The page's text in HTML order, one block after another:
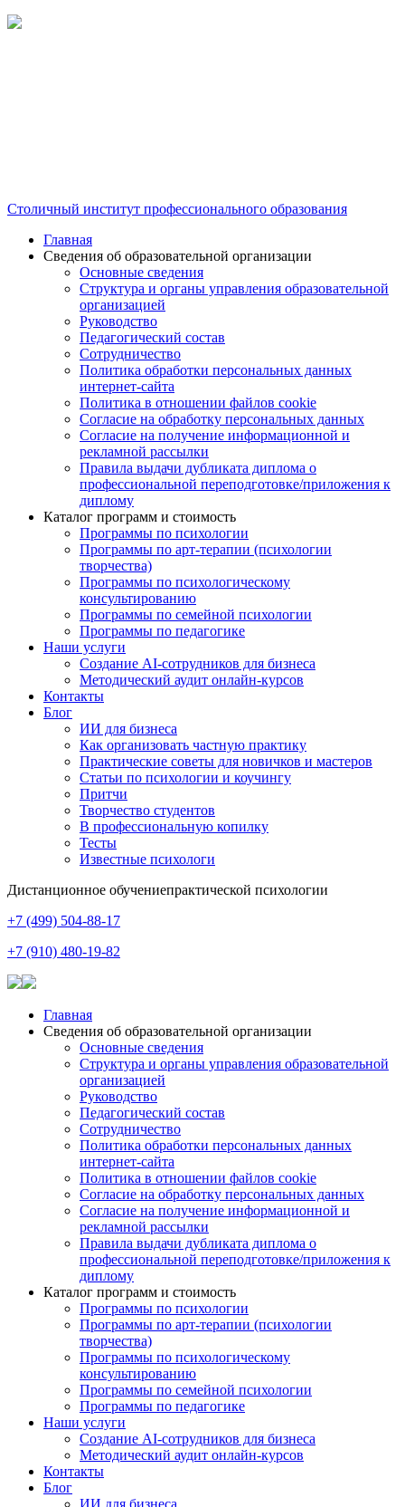
Столичный институт профессионального образования
Главная
Сведения об образовательной организации
Основные сведения
Структура и органы управления образовательной
организацией
Руководство
Педагогический состав
Сотрудничество
Политика обработки персональных данных
интернет-сайта
Политика в отношении файлов cookie
Согласие на обработку персональных данных
Согласие на получение информационной и
рекламной рассылки
Правила выдачи дубликата диплома о
профессиональной переподготовке/приложения к
диплому
Каталог программ и стоимость
Программы по психологии
Программы по арт-терапии (психологии
творчества)
Программы по психологическому
консультированию
Программы по семейной психологии
Программы по педагогике
Наши услуги
Создание AI-сотрудников для бизнеса
Методический аудит онлайн-курсов
Контакты
Блог
ИИ для бизнеса
Как организовать частную практику
Практические советы для новичков и мастеров
Статьи по психологии и коучингу
Притчи
Творчество студентов
В профессиональную копилку
Тесты
Известные психологи
Дистанционное обучениепрактической психологии
+7 (499) 504-88-17
+7 (910) 480-19-82
Главная
Сведения об образовательной организации
Основные сведения
Структура и органы управления образовательной
организацией
Руководство
Педагогический состав
Сотрудничество
Политика обработки персональных данных
интернет-сайта
Политика в отношении файлов cookie
Согласие на обработку персональных данных
Согласие на получение информационной и
рекламной рассылки
Правила выдачи дубликата диплома о
профессиональной переподготовке/приложения к
диплому
Каталог программ и стоимость
Программы по психологии
Программы по арт-терапии (психологии
творчества)
Программы по психологическому
консультированию
Программы по семейной психологии
Программы по педагогике
Наши услуги
Создание AI-сотрудников для бизнеса
Методический аудит онлайн-курсов
Контакты
Блог
ИИ для бизнеса